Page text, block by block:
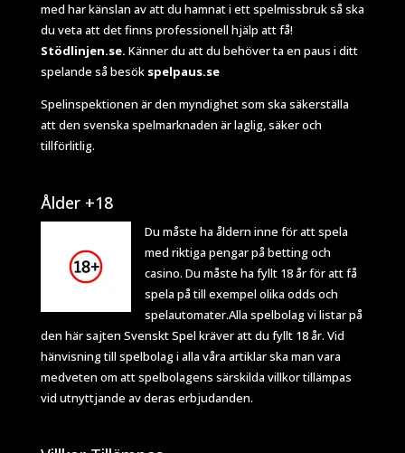
med har känslan av att du hamnat i ett spelmissbruk så ska
du veta att det finns professionell hjälp att få!
Stödlinjen.se. Känner du att du behöver ta en paus i ditt
spelande så besök spelpaus.se
Spelinspektionen är den myndighet som ska säkerställa
att den svenska spelmarknaden är laglig, säker och
tillförlitlig.
Ålder +18
Du måste ha åldern inne för att spela
med riktiga pengar på betting och
casino. Du måste ha fyllt 18 år för att få
spela på till exempel olika odds och
spelautomater.Alla spelbolag vi listar på
den här sajten Svenskt Spel kräver att du fyllt 18 år. Vid
hänvisning till spelbolag i alla våra artiklar ska man vara
medveten om att spelbolagens särskilda villkor tillämpas
vid utnyttjande av deras erbjudanden.